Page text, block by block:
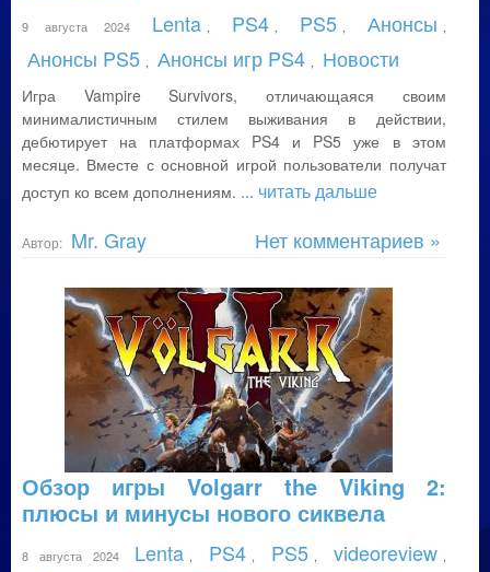
9 августа 2024 Lenta PS4 PS5 Анонсы
Анонсы PS5 Анонсы игр PS4 Новости
Игра Vampire Survivors, отличающаяся своим
минималистичным стилем выживания в действии,
дебютирует на платформах PS4 и PS5 уже в этом
месяце. Вместе с основной игрой пользователи получат
доступ ко всем дополнениям. ... читать дальше
Автор: Mr. Gray Нет комментариев »
Обзор игры Volgarr the Viking 2:
плюсы и минусы нового сиквела
8 августа 2024 Lenta PS4 PS5 videoreview